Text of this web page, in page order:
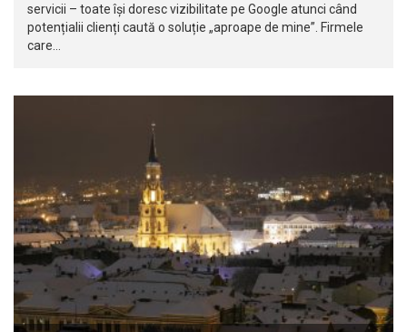
servicii – toate își doresc vizibilitate pe Google atunci când
potențialii clienți caută o soluție „aproape de mine”. Firmele
care…